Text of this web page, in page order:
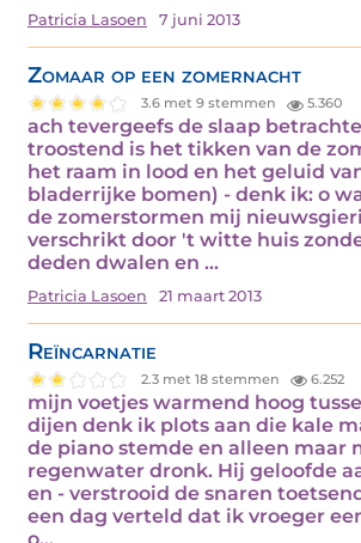
Patricia Lasoen 7 juni 2013
Zomaar op een zomernacht
3.6 met 9 stemmen 5.360
ach tevergeefs de slaap
troostend is het tikken van de
het raam in lood en het geluid
bladerrijke bomen) - denk ik: o
de zomerstormen mij
verschrikt door 't witte huis
deden dwalen en ...
Patricia Lasoen 21 maart 2013
Reïncarnatie
2.3 met 18 stemmen 6.252
mijn voetjes warmend hoog
dijen denk ik plots aan die kale
de piano stemde en alleen maar
regenwater dronk. Hij geloofde
en - verstrooid de snaren
een dag verteld dat ik vroeger
o...